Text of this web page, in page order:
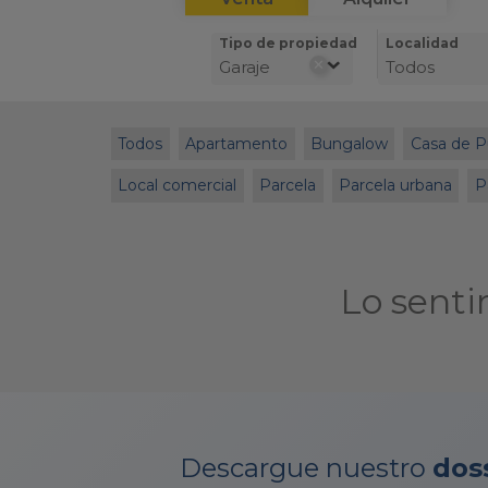
Garaje
Tipo de propiedad
Todos
Localidad
Todos Apartamento Bungalow Casa de
Local comercial Parcela Parcela urbana
Lo
Descargue nuestro